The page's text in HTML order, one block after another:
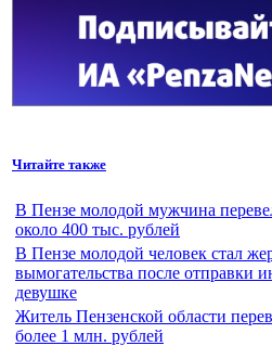
Читайте также
В Пензе молодой мужчина
около 400 тыс. рублей
В Пензе молодой человек стал
вымогательства после отправки
девушке
Житель Пензенской области
более 1 млн. рублей